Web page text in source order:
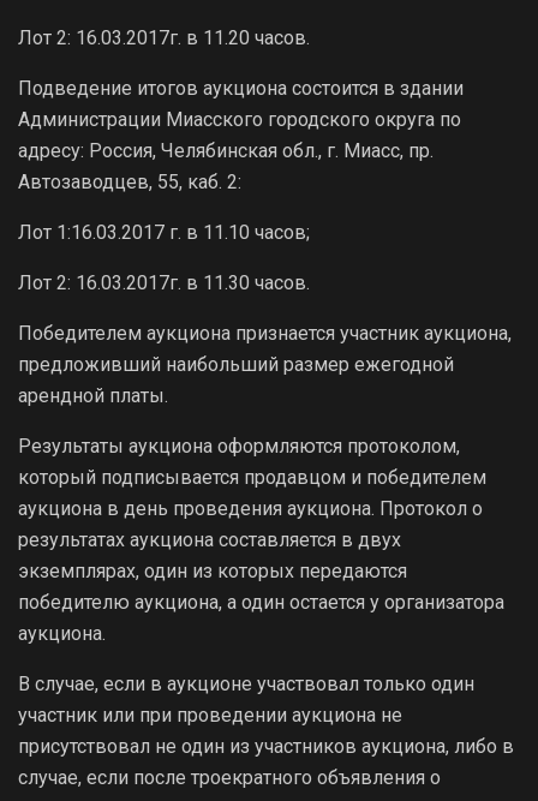
Лот 2: 16.03.2017г. в 11.20 часов.
Подведение итогов аукциона состоится в здании
Администрации Миасского городского округа по
адресу: Россия, Челябинская обл., г. Миасс, пр.
Автозаводцев, 55, каб. 2:
Лот 1:16.03.2017 г. в 11.10 часов;
Лот 2: 16.03.2017г. в 11.30 часов.
Победителем аукциона признается участник аукциона,
предложивший наибольший размер ежегодной
арендной платы.
Результаты аукциона оформляются протоколом,
который подписывается продавцом и победителем
аукциона в день проведения аукциона. Протокол о
результатах аукциона составляется в двух
экземплярах, один из которых передаются
победителю аукциона, а один остается у организатора
аукциона.
В случае, если в аукционе участвовал только один
участник или при проведении аукциона не
присутствовал не один из участников аукциона, либо в
случае, если после троекратного объявления о